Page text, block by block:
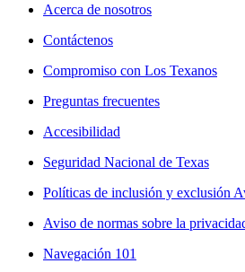
Acerca de nosotros
Contáctenos
Compromiso con Los Texanos
Preguntas frecuentes
Accesibilidad
Seguridad Nacional de Texas
Políticas de inclusión y exclusión
Aviso de normas sobre la
Navegación 101